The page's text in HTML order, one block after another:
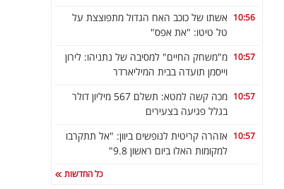
10:56 אשתו של כוכב האח הגדול מתפוצצת על
טל טיטו: "את אפס"
10:57 מ"משחק החיים" למסיבה של נתניהו: לירון
וייסמן תועדה בבית המיליארדר
10:57
מכה קשה למטא: תשלם 567 מיליון דולר
בגלל פגיעה בצעירים
10:57 אזהרה קריטית לנופשים ביוון: "אל תתקרבו
למקומות האלו ביום ראשון 9.8"
כל החדשות